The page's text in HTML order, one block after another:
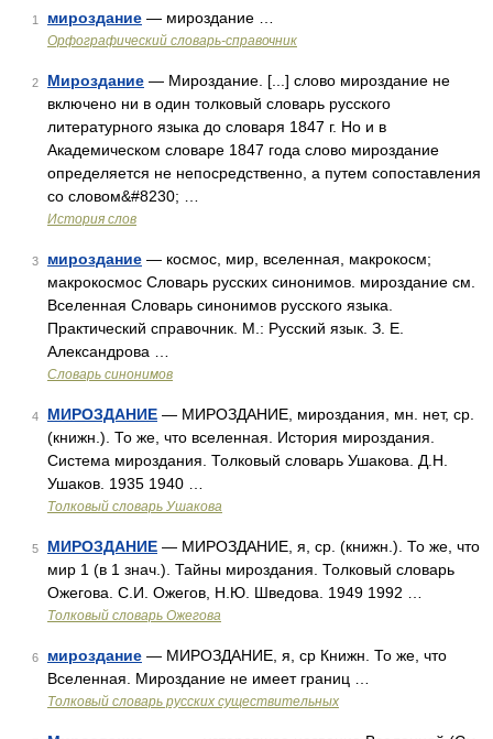
1 мироздание — мироздание …
Орфографический словарь-справочник
2 Мироздание — Мироздание. [...] слово мироздание не
включено ни в один толковый словарь русского
литературного языка до словаря 1847 г. Но и в
Академическом словаре 1847 года слово мироздание
определяется не непосредственно, а путем сопоставления
со словом&#8230; …
История слов
3 мироздание — космос, мир, вселенная, макрокосм;
макрокосмос Словарь русских синонимов. мироздание см.
Вселенная Словарь синонимов русского языка.
Практический справочник. М.: Русский язык. З. Е.
Александрова …
Словарь синонимов
4 МИРОЗДАНИЕ — МИРОЗДАНИЕ, мироздания, мн. нет, ср.
(книжн.). То же, что вселенная. История мироздания.
Система мироздания. Толковый словарь Ушакова. Д.Н.
Ушаков. 1935 1940 …
Толковый словарь Ушакова
5 МИРОЗДАНИЕ — МИРОЗДАНИЕ, я, ср. (книжн.). То же, что
мир 1 (в 1 знач.). Тайны мироздания. Толковый словарь
Ожегова. С.И. Ожегов, Н.Ю. Шведова. 1949 1992 …
Толковый словарь Ожегова
6 мироздание — МИРОЗДАНИЕ, я, ср Книжн. То же, что
Вселенная. Мироздание не имеет границ …
Толковый словарь русских существительных